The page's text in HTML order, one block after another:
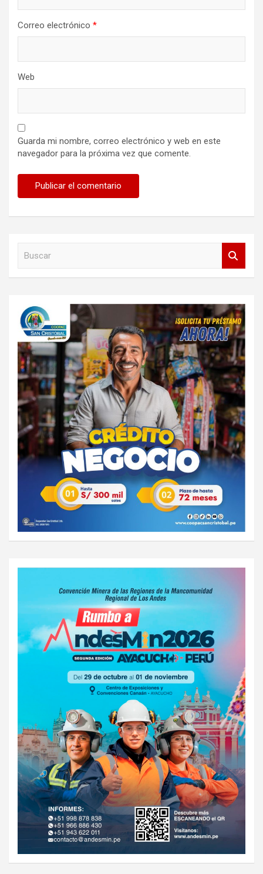
Correo electrónico *
Web
Guarda mi nombre, correo electrónico y web en este
navegador para la próxima vez que comente.